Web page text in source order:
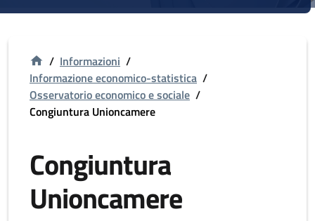
/ Informazioni /
Informazione economico-statistica /
Osservatorio economico e sociale /
Congiuntura Unioncamere
Congiuntura
Unioncamere